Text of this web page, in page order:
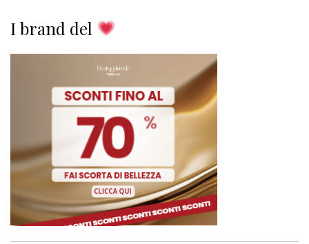
I brand del